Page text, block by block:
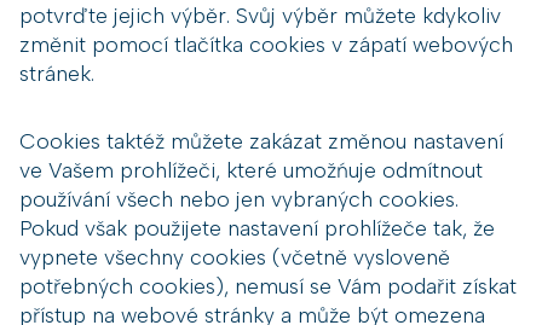
potvrďte jejich výběr. Svůj výběr můžete kdykoliv
změnit pomocí tlačítka cookies v zápatí webových
stránek.
Cookies taktéž můžete zakázat změnou nastavení
ve Vašem prohlížeči, které umožńuje odmítnout
používání všech nebo jen vybraných cookies.
Pokud však použijete nastavení prohlížeče tak, že
vypnete všechny cookies (včetně vysloveně
potřebných cookies), nemusí se Vám podařit získat
přístup na webové stránky a může být omezena